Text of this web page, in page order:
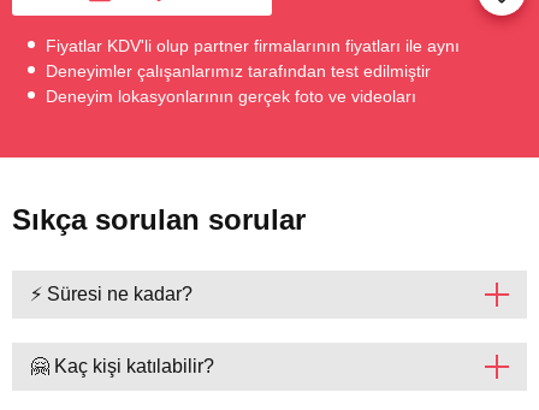
Fiyatlar KDV'li olup partner firmalarının fiyatları ile aynı
Deneyimler çalışanlarımız tarafından test edilmiştir
Deneyim lokasyonlarının gerçek foto ve videoları
Sıkça sorulan sorular
⚡ Süresi ne kadar?
🤗 Kaç kişi katılabilir?